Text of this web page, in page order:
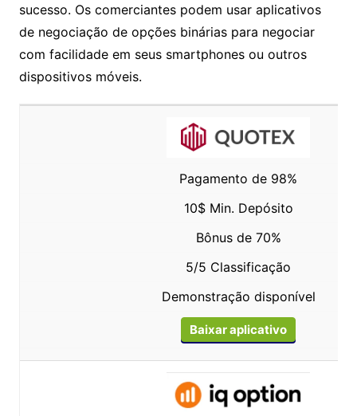
sucesso. Os comerciantes podem usar aplicativos
de negociação de opções binárias para negociar
com facilidade em seus smartphones ou outros
dispositivos móveis.
Pagamento de 98%
10$ Min. Depósito
Bônus de 70%
5/5 Classificação
Demonstração disponível
Baixar aplicativo